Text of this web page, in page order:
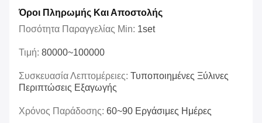
Όροι Πληρωμής Και Αποστολής
Ποσότητα Παραγγελίας Min: 1set
Τιμή: 80000~100000
Συσκευασία Λεπτομέρειες: Τυποποιημένες Ξύλινες
Περιπτώσεις Εξαγωγής
Χρόνος Παράδοσης: 60~90 Εργάσιμες Ημέρες